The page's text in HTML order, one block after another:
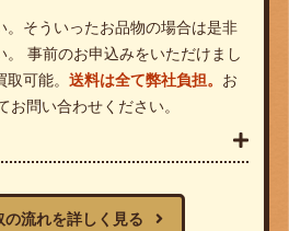
。そういったお品物の場合は是非
。 事前のお申込みをいただけまし
可能。 送料は全て弊社負担。 お
お問い合わせください。
の流れを詳しく見る